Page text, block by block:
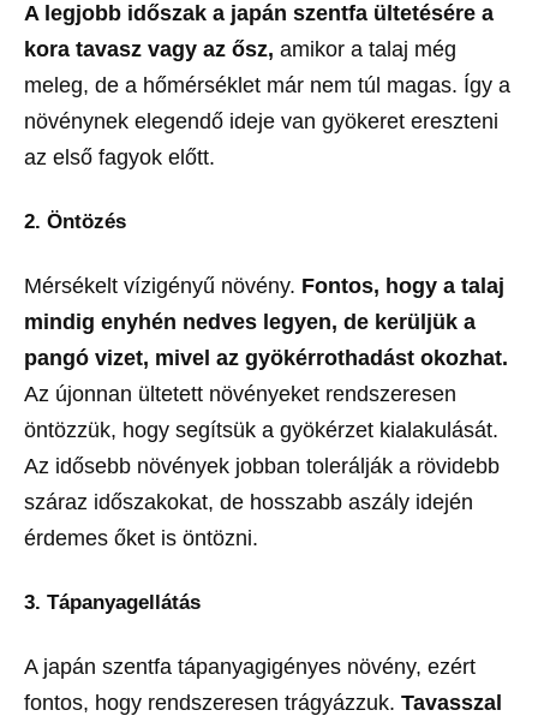
A legjobb időszak a japán szentfa ültetésére a
kora tavasz vagy az ősz, amikor a talaj még
meleg, de a hőmérséklet már nem túl magas. Így a
növénynek elegendő ideje van gyökeret ereszteni
az első fagyok előtt.
2. Öntözés
Mérsékelt vízigényű növény. Fontos, hogy a talaj
mindig enyhén nedves legyen, de kerüljük a
pangó vizet, mivel az gyökérrothadást okozhat.
Az újonnan ültetett növényeket rendszeresen
öntözzük, hogy segítsük a gyökérzet kialakulását.
Az idősebb növények jobban tolerálják a rövidebb
száraz időszakokat, de hosszabb aszály idején
érdemes őket is öntözni.
3. Tápanyagellátás
A japán szentfa tápanyagigényes növény, ezért
fontos, hogy rendszeresen trágyázzuk. Tavasszal